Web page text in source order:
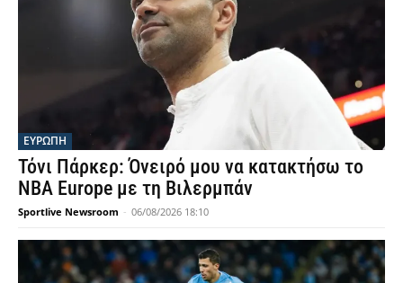
ΕΥΡΩΠΗ
Τόνι Πάρκερ: Όνειρό μου να κατακτήσω το
NBA Europe με τη Βιλερμπάν
Sportlive Newsroom - 06/08/2026 18:10